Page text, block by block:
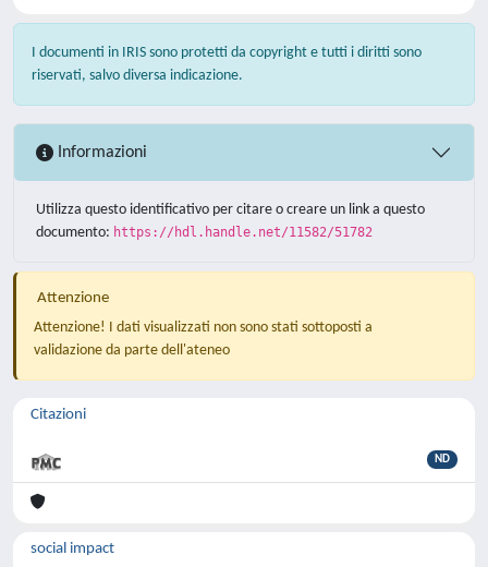
I documenti in IRIS sono protetti da copyright e tutti i diritti sono
riservati, salvo diversa indicazione.
Informazioni
Utilizza questo identificativo per citare o creare un link a questo
documento: https://hdl.handle.net/11582/51782
Attenzione
Attenzione! I dati visualizzati non sono stati sottoposti a
validazione da parte dell'ateneo
Citazioni
ND
social impact